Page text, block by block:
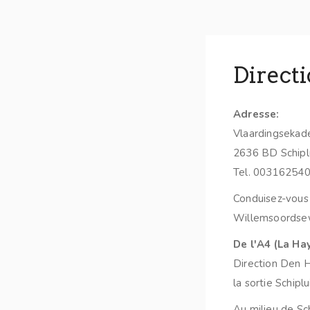
Adresse:
2636 BD
Tel.
Conduisez-
De l'A4 (La
Direction Den
la sortie